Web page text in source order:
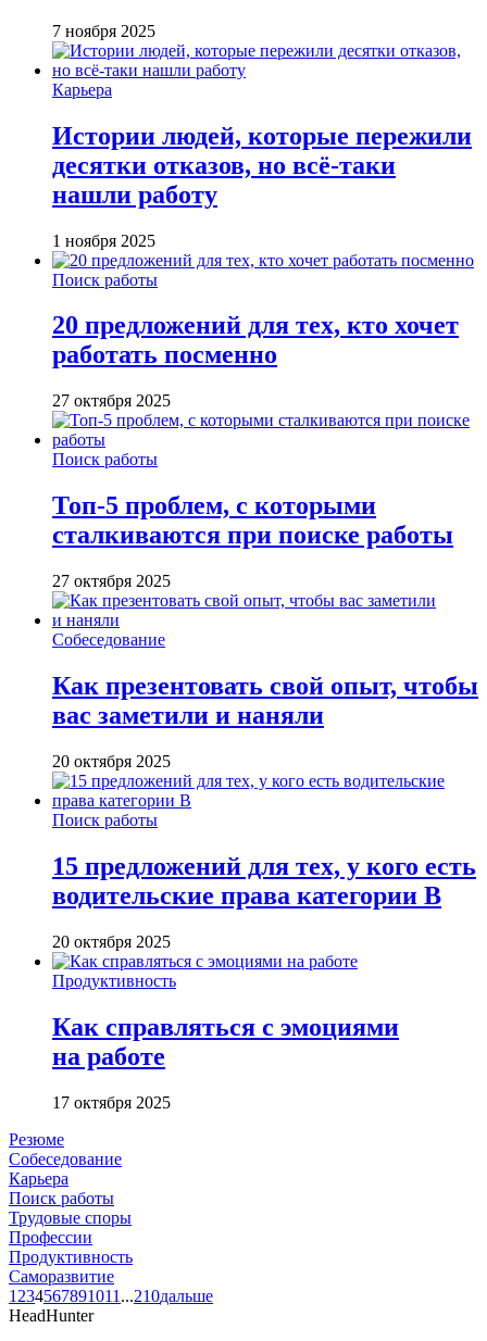
7 ноября 2025
Карьера
Истории людей, которые пережили
десятки отказов, но всё-таки
нашли работу
1 ноября 2025
Поиск работы
20 предложений для тех, кто хочет
работать посменно
27 октября 2025
Поиск работы
Топ-5 проблем, с которыми
сталкиваются при поиске работы
27 октября 2025
Собеседование
Как презентовать свой опыт, чтобы
вас заметили и наняли
20 октября 2025
Поиск работы
15 предложений для тех, у кого есть
водительские права категории В
20 октября 2025
Продуктивность
Как справляться с эмоциями
на работе
17 октября 2025
Резюме
Собеседование
Карьера
Поиск работы
Трудовые споры
Профессии
Продуктивность
Саморазвитие
1 234567891011 ...210дальше
HeadHunter